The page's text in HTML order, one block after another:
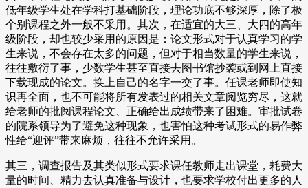
低年级学生处在学科打基础阶段，理论功底不够深厚，除了极
个别课程之外一般不采用。其次，在适宜的大三、大四的高年
级阶段，却也较少采用的原因是：论文形式对于认真学习的学
生来说，不会存在太多的问题，但对于相当数量的学生来说，
往往敷衍了事，少数学生甚至直接去图书馆抄袭或到网上直接
下载现成的论文。换上自己的名字一交了事。任课老师即使知
识再全面，也不可能将所有发表过的相关文章阅览穷尽，这就
给老师的批阅课程论文、正确给出成绩带来了困难。审批试卷
的院系领导为了避免这种现象，也害怕这种考试形式的易作弊
性给“迎评”带来麻烦，往往不允许采用。
其三，调查报告及其类似形式要求课任教师走出课堂，耗费大
量的时间、精力去认真准备与设计，也要求学校付出更多的人